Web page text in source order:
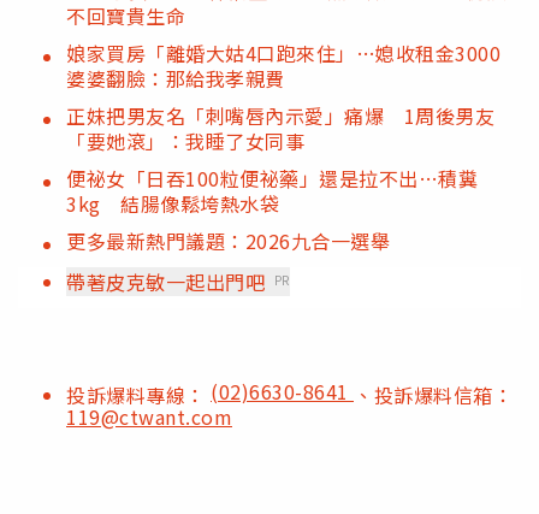
不回寶貴生命
娘家買房「離婚大姑4口跑來住」…媳收租金3000
婆婆翻臉：那給我孝親費
正妹把男友名「刺嘴唇內示愛」痛爆 1周後男友
「要她滾」：我睡了女同事
便祕女「日吞100粒便祕藥」還是拉不出…積糞
3kg 結腸像鬆垮熱水袋
更多最新熱門議題：2026九合一選舉
帶著皮克敏一起出門吧 PR
投訴爆料專線： (02)6630-8641 、投訴爆料信箱：
119@ctwant.com